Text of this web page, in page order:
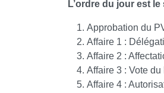
L’ordre du jour est
Approbation du
Affaire 1 :
Affaire 2 :
Affaire 3 : Vote
Affaire 4 :